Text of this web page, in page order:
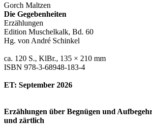
Gorch Maltzen
Die Gegebenheiten
Erzählungen
Edition Muschelkalk, Bd. 60
Hg. von André Schinkel
ca. 120 S., KlBr., 135 × 210 mm
ISBN 978-3-68948-183-4
ET: September 2026
Erzählungen über Begnügen und
und zärtlich